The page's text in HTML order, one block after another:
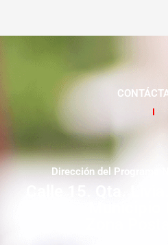
Dirección del Programa
Calle 15. Qta.
Municipio
Zona